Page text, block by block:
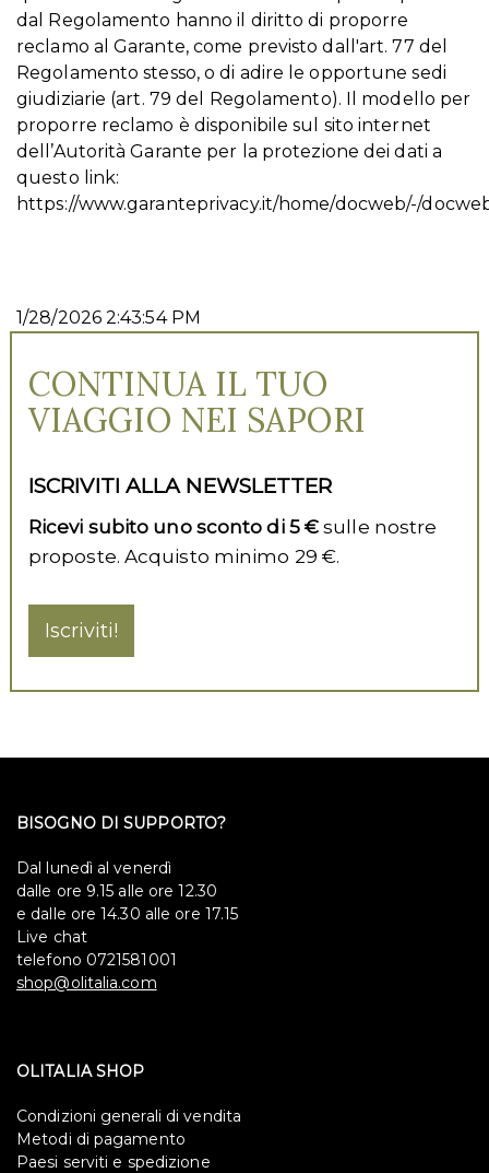
dal Regolamento hanno il diritto di proporre
reclamo al Garante, come previsto dall'art. 77 del
Regolamento stesso, o di adire le opportune sedi
giudiziarie (art. 79 del Regolamento). Il modello per
proporre reclamo è disponibile sul sito internet
dell’Autorità Garante per la protezione dei dati a
questo link:
https://www.garanteprivacy.it/home/docweb/-/
1/28/2026 2:43:54 PM
CONTINUA IL TUO
VIAGGIO NEI SAPORI
ISCRIVITI ALLA NEWSLETTER
Ricevi subito uno sconto di 5 € sulle nostre
proposte. Acquisto minimo 29 €.
Iscriviti!
BISOGNO DI SUPPORTO?
Dal lunedì al venerdì
dalle ore 9.15 alle ore 12.30
e dalle ore 14.30 alle ore 17.15
Live chat
telefono 0721581001
shop@olitalia.com
OLITALIA SHOP
Condizioni generali di vendita
Metodi di pagamento
Paesi serviti e spedizione